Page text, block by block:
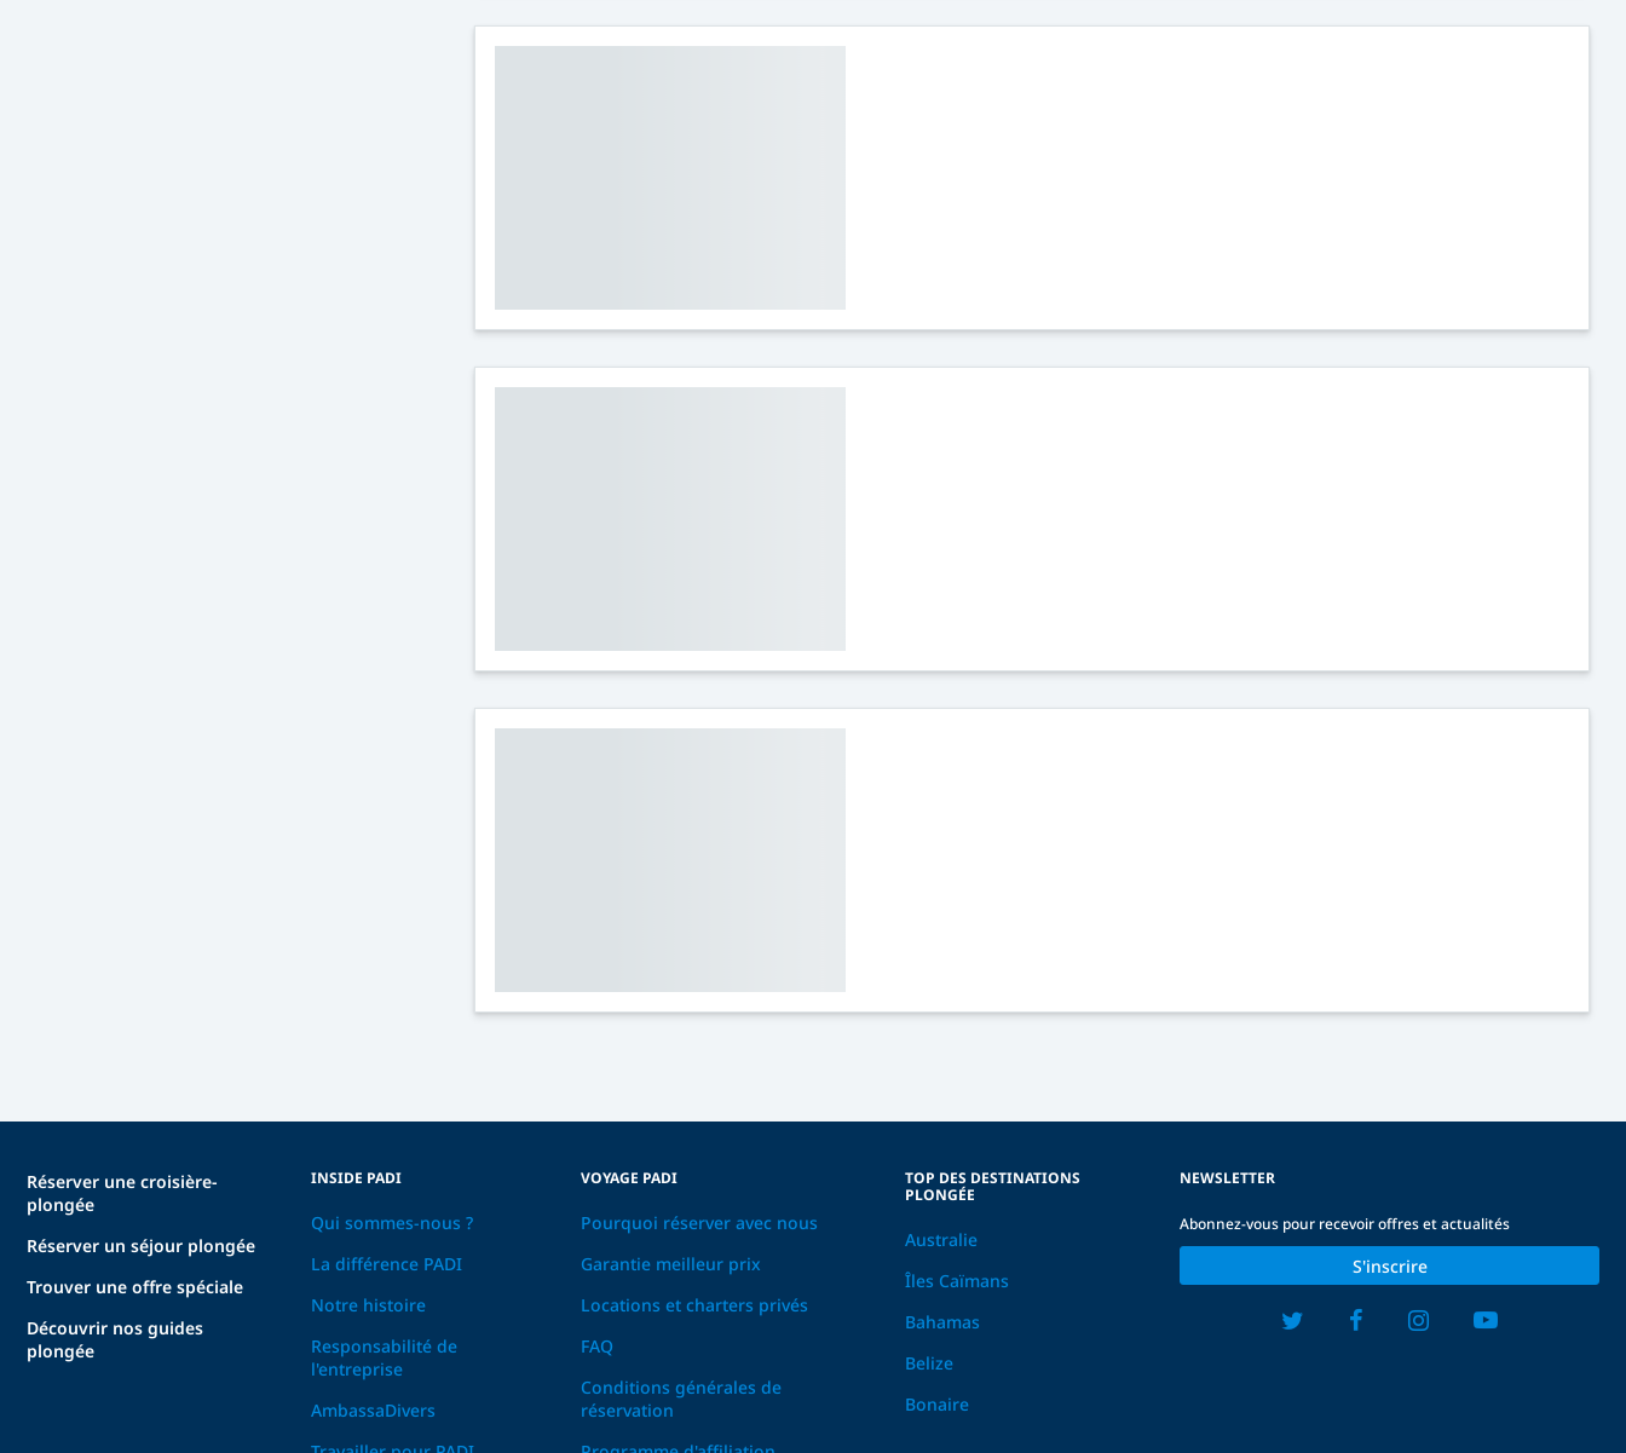
Réserver une croisière-
plongée
Réserver un séjour plongée
Trouver une offre spéciale
Découvrir nos guides
plongée
INSIDE PADI
Qui sommes-nous ?
La différence PADI
Notre histoire
Responsabilité de
l'entreprise
AmbassaDivers
VOYAGE PADI
Pourquoi réserver avec nous
Garantie meilleur prix
Locations et charters privés
FAQ
Conditions générales de
réservation
TOP DES DESTINATIONS
PLONGÉE
Australie
Îles Caïmans
Bahamas
Belize
Bonaire
NEWSLETTER
Abonnez-vous pour recevoir offres et actualités
S'inscrire